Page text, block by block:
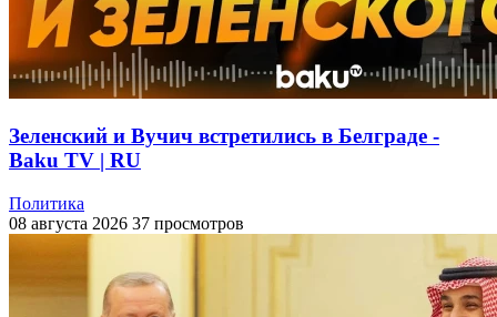
Зеленский и Вучич встретились в Белграде -
Baku TV | RU
Политика
08 августа 2026 37 просмотров